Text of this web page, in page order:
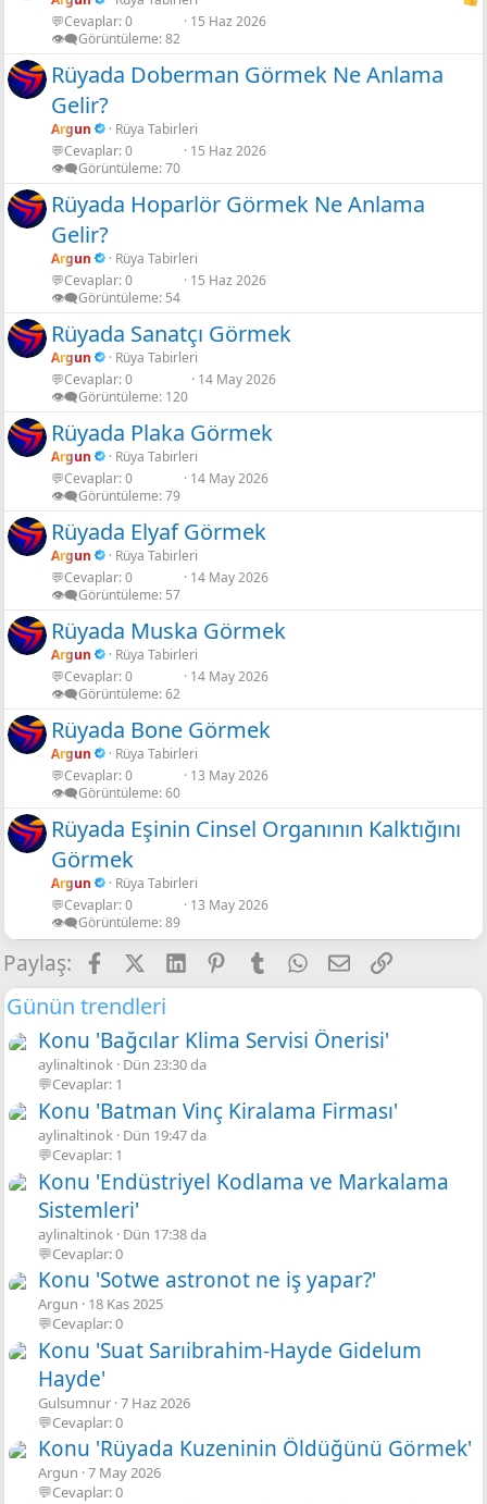
💬Cevaplar 0
👁️‍🗨️Görüntüleme 82
15 Haz 2026
Rüyada Doberman Görmek Ne Anlama
Gelir?
Argun
Rüya Tabirleri
💬Cevaplar 0
👁️‍🗨️Görüntüleme 70
15 Haz 2026
Rüyada Hoparlör Görmek Ne Anlama
Gelir?
Argun
Rüya Tabirleri
💬Cevaplar 0
👁️‍🗨️Görüntüleme 54
15 Haz 2026
Rüyada Sanatçı Görmek
Argun
Rüya Tabirleri
💬Cevaplar 0
👁️‍🗨️Görüntüleme 120
14 May 2026
Rüyada Plaka Görmek
Argun
Rüya Tabirleri
💬Cevaplar 0
👁️‍🗨️Görüntüleme 79
14 May 2026
Rüyada Elyaf Görmek
Argun
Rüya Tabirleri
💬Cevaplar 0
👁️‍🗨️Görüntüleme 57
14 May 2026
Rüyada Muska Görmek
Argun
Rüya Tabirleri
💬Cevaplar 0
👁️‍🗨️Görüntüleme 62
14 May 2026
Rüyada Bone Görmek
Argun
Rüya Tabirleri
💬Cevaplar 0
👁️‍🗨️Görüntüleme 60
13 May 2026
Rüyada Eşinin Cinsel Organının Kalktığını
Görmek
Argun
Rüya Tabirleri
💬Cevaplar 0
👁️‍🗨️Görüntüleme 89
13 May 2026
Paylaş: FacebookLinkedInPinterestTumblrWhatsApp
E-posta
Link
Günün trendleri
Konu 'Bağcılar Klima Servisi Önerisi'
aylinaltinok Dün 23:30 da
💬Cevaplar: 1
Konu 'Batman Vinç Kiralama Firması'
aylinaltinok Dün 19:47 da
💬Cevaplar: 1
Konu 'Endüstriyel Kodlama ve Markalama
Sistemleri'
aylinaltinok Dün 17:38 da
💬Cevaplar: 0
Konu 'Sotwe astronot ne iş yapar?'
Argun
18 Kas 2025
💬Cevaplar: 0
Konu 'Suat Sarıibrahim-Hayde Gidelum
Hayde'
Gulsumnur 7 Haz 2026
💬Cevaplar: 0
Konu 'Rüyada Kuzeninin Öldüğünü Görmek'
Argun 7 May 2026
💬Cevaplar: 0